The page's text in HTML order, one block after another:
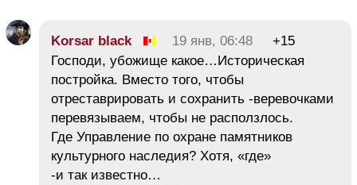
Korsar black 19 янв, 06:48
+15
Господи, убожище какое…Историческая
постройка. Вместо того, чтобы
отреставрировать и сохранить -веревочками
перевязываем, чтобы не расползлось.
Где Управление по охране памятников
культурного наследия? Хотя, «где»
-и так известно…